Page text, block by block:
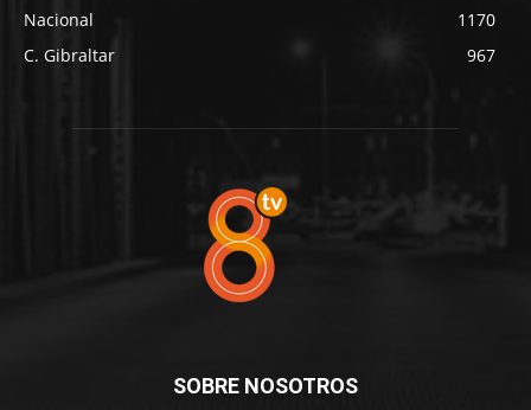
Nacional
1170
C. Gibraltar
967
SOBRE NOSOTROS